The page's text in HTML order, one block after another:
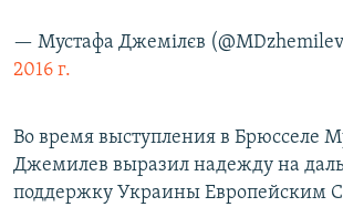
— Мустафа Джемілєв
2016 г.
Во время выступления в Брюсселе
Джемилев выразил надежду на
поддержку Украины Европейским